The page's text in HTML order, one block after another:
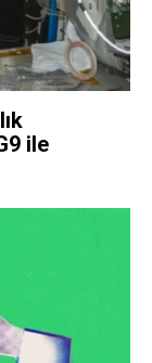
ile